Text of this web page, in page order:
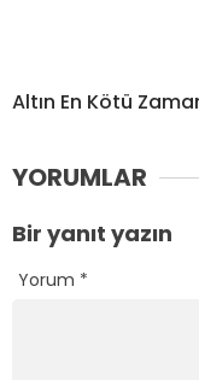
Altın En Kötü
YORUMLAR
Bir yanıt yazın
Yorum *